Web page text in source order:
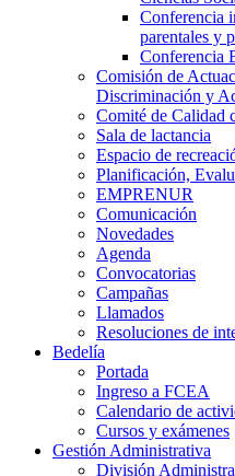
Conferencia
parentales y
Conferencia
Comisión de
Discriminación y
Comité de Calidad
Sala de lactancia
Espacio de
Planificación,
EMPRENUR
Comunicación
Novedades
Agenda
Convocatorias
Campañas
Llamados
Resoluciones de
Bedelía
Portada
Ingreso a FCEA
Calendario de
Cursos y exámenes
Gestión Administrativa
División